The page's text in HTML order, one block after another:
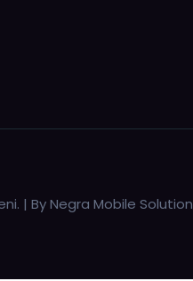
| By Negra Mobile Solution